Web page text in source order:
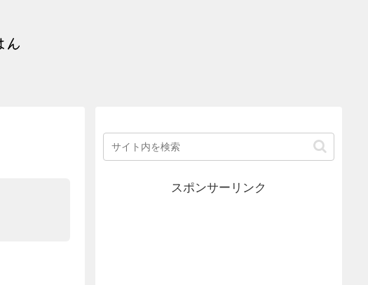
スポンサーリンク